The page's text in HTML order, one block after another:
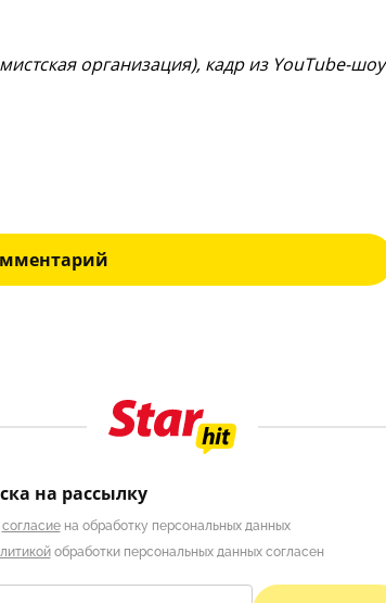
организация), кадр из YouTube-шоу
на рассылку
согласиена обработку персональных данных
обработки персональных данных согласен